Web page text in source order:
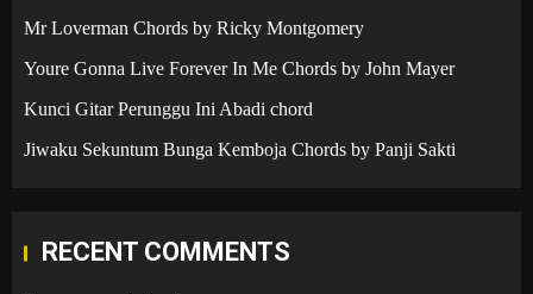
Mr Loverman Chords by Ricky Montgomery
Youre Gonna Live Forever In Me Chords by John Mayer
Kunci Gitar Perunggu Ini Abadi chord
Jiwaku Sekuntum Bunga Kemboja Chords by Panji Sakti
RECENT COMMENTS